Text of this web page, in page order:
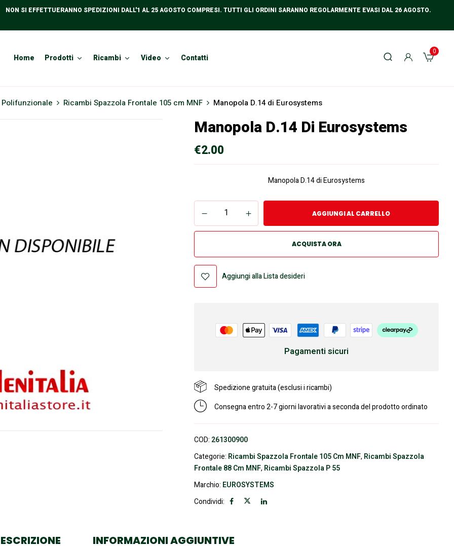
NON SI EFFETTUERANNO SPEDIZIONI DALL'1 AL 25 AGOSTO COMPRESI. TUTTI GLI ORDINI SARANNO REGOLARMENTE EVASI DAL 26 AGOSTO.
Home Prodotti Ricambi Video Contatti
0
Ricambi Spazzola Frontale 105 cm MNF Manopola D.14 di Eurosystems
Manopola D.14 Di Eurosystems
€2.00
Manopola D.14 di Eurosystems
AGGIUNGI AL CARRELLO
ACQUISTA ORA
Aggiungi alla Lista desideri
Pagamenti sicuri
Spedizione gratuita (esclusi i ricambi)
Consegna entro 2-7 giorni lavorativi a seconda del prodotto ordinato
COD: 261300900
Categorie: Ricambi Spazzola Frontale 105 Cm MNF, Ricambi Spazzola
Frontale 88 Cm MNF, Ricambi Spazzola P 55
Marchio: EUROSYSTEMS
Condividi:
INFORMAZIONI AGGIUNTIVE